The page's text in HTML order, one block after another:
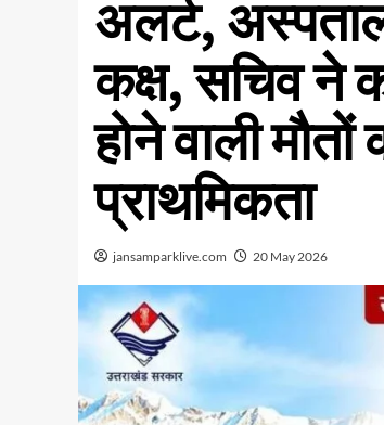
अलर्ट,
कक्ष, सचिव ने
होने वाली
प्राथमिकता
jansamparklive.com 20 May 2026